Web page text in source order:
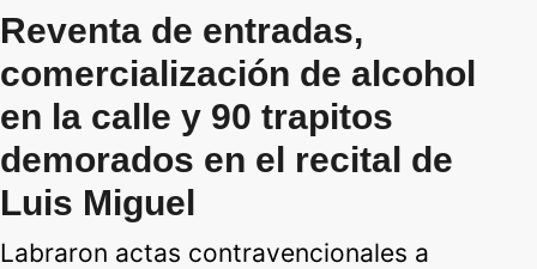
Reventa de entradas,
comercialización de alcohol
en la calle y 90 trapitos
demorados en el recital de
Luis Miguel
Labraron actas contravencionales a